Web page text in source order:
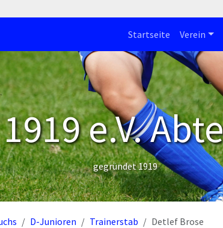
Startseite Verein
1919 e.V.
gegründet 1919
D-Junioren Trainerstab Detlef Brose